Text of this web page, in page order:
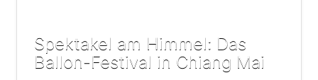
Spektakel am Himmel: Das
Ballon-Festival in Chiang Mai